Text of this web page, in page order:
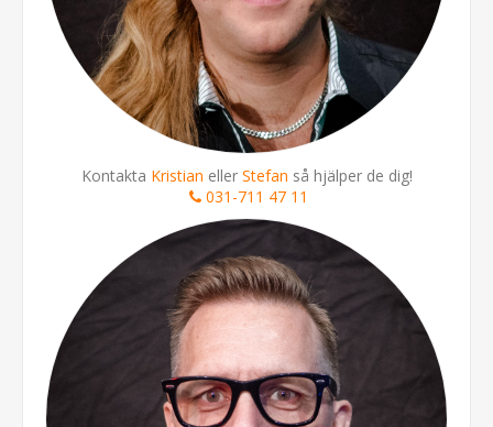
Kontakta Kristian eller Stefan så hjälper de dig!
031-711 47 11